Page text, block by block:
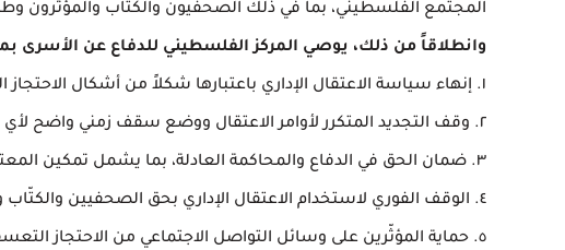
المجتمع الفلسطيني، بما في ذلك الصحفيون والكتّاب والمؤثّرون
وانطلاقاً من ذلك، يوصي المركز الفلسطيني للدفاع عن الأسرى
١.⁠ ⁠إنهاء سياسة الاعتقال الإداري باعتبارها شكلاً من أشكال الاحتجاز التعسفي المخالف للقانون الدولي.
٢.⁠ ⁠وقف التجديد المتكرر لأوامر الاعتقال ووضع سقف زمني واضح لأي احتجاز دون تهمة.
٣.⁠ ⁠ضمان الحق في الدفاع والمحاكمة العادلة، بما يشمل تمكين المعتقلين ومحاميهم من الاطلاع على الأدلة.
٤.⁠ ⁠الوقف الفوري لاستخدام الاعتقال الإداري بحق الصحفيين والكتّاب والعاملين في المجال الإعلامي والفكري.
٥.⁠ ⁠حماية المؤثّرين على وسائل التواصل الاجتماعي من الاحتجاز